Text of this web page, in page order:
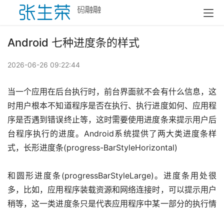
Android 七种进度条的样式
2026-06-26 09:22:44
当一个应用在后台执行时，前台界面就不会有什么信息，这
时用户根本不知道程序是否在执行、执行进度如何、应用程
序是否遇到错误终止等，这时需要使用进度条来提示用户后
台程序执行的进度。Android系统提供了两大类进度条样
式，长形进度条(progress-BarStyleHorizontal)
和圆形进度条(progressBarStyleLarge)。进度条用处很
多，比如，应用程序装载资源和网络连接时，可以提示用户
稍等，这一类进度条只是代表应用程序中某一部分的执行情